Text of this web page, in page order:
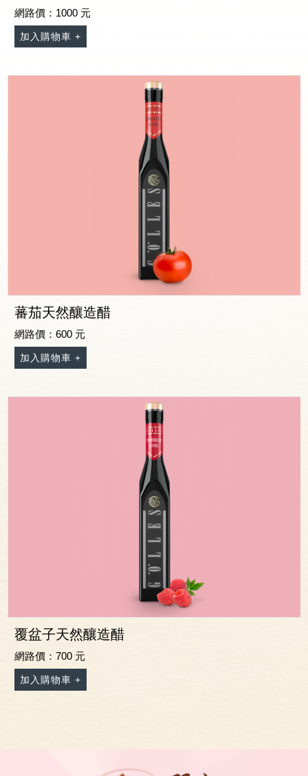
網路價：1000 元
加入購物車 +
蕃茄天然釀造醋
網路價：600 元
加入購物車 +
覆盆子天然釀造醋
網路價：700 元
加入購物車 +